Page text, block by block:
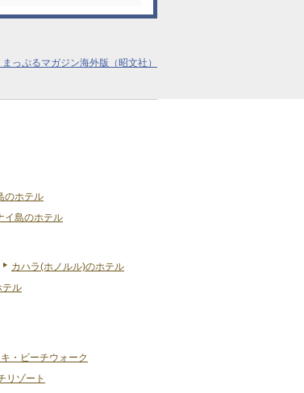
っぷるマガジン海外版（昭文社）
のホテル
イ島のホテル
カハラ(ホノルル)のホテル
テル
・ビーチウォーク
リゾート